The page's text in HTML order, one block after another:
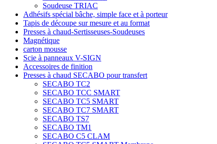
Soudeuse TRIAC
Adhésifs spécial bâche, simple face et à porteur
Tapis de découpe sur mesure et au format
Presses à chaud-Sertisseuses-Soudeuses
Magnétique
carton mousse
Scie à panneaux V-SIGN
Accessoires de finition
Presses à chaud SECABO pour transfert
SECABO TC2
SECABO TCC SMART
SECABO TC5 SMART
SECABO TC7 SMART
SECABO TS7
SECABO TM1
SECABO C5 CLAM